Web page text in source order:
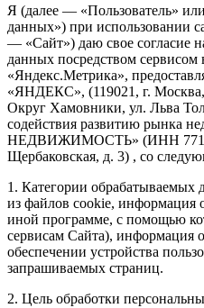
Я (далее — «Пользователь»
данных») при использовании
— «Сайт») даю свое согласие
данных посредством сервисом
«Яндекс.Метрика»,
«ЯНДЕКС», (119021, г.
Округ Хамовники, ул. Льва
содействия развитию рынка
НЕДВИЖИМОСТЬ» (ИНН
Щербаковская, д. 3) , со
1. Категории обрабатываемых
из файлов cookie, информация
иной программе, с помощью
сервисам Сайта), информация
обеспечении устройства
запрашиваемых страниц.
2. Цель обработки